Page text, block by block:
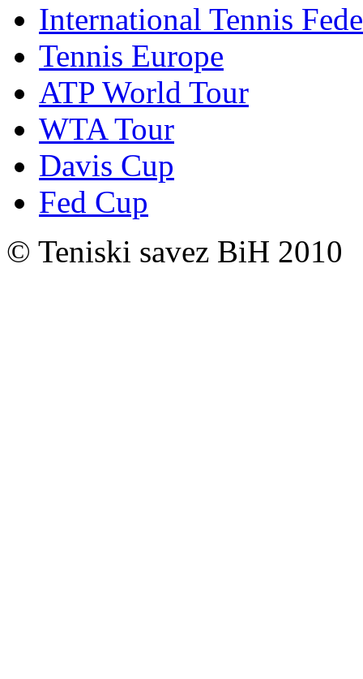
International Tennis
Tennis Europe
ATP World Tour
WTA Tour
Davis Cup
Fed Cup
© Teniski savez BiH 2010